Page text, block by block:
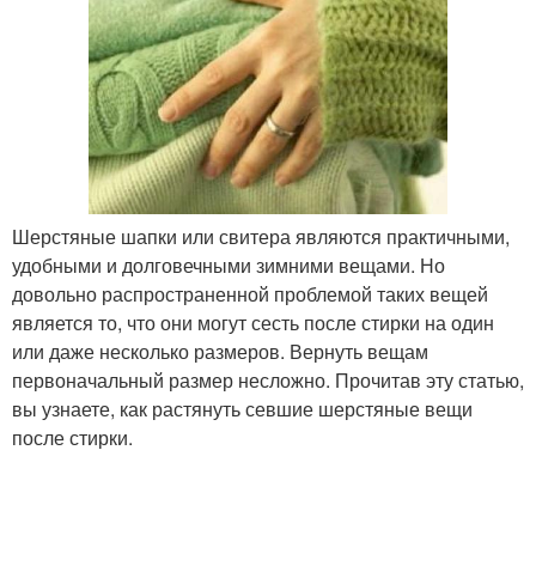
Шерстяные шапки или свитера являются практичными,
удобными и долговечными зимними вещами. Но
довольно распространенной проблемой таких вещей
является то, что они могут сесть после стирки на один
или даже несколько размеров. Вернуть вещам
первоначальный размер несложно. Прочитав эту статью,
вы узнаете, как растянуть севшие шерстяные вещи
после стирки.